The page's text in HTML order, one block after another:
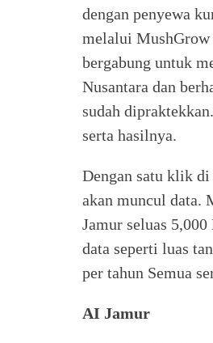
dengan penyewa
melalui MushGrow
bergabung untuk
Nusantara dan
sudah
serta hasilnya.
Dengan satu klik di
akan muncul data.
Jamur seluas
data seperti luas
per tahun Semua
AI Jamur